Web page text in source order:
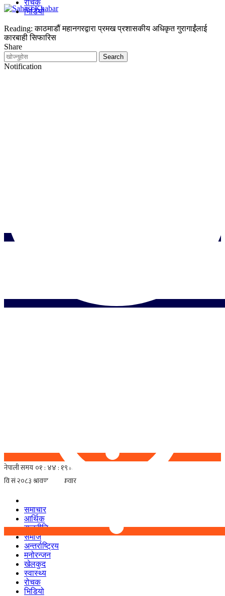
समाचार
आर्थिक
राजनीति
समाज
अन्तर्राष्ट्रिय
मनोरन्जन
खेलकुद
स्वास्थ्य
रोचक
भिडियो
रोचक
भिडियो
Reading: काठमाडौं महानगरद्वारा प्रमख प्रशासकीय अधिकृत गुरागाईंलाई
कारबाही सिफारिस
Share
Notification